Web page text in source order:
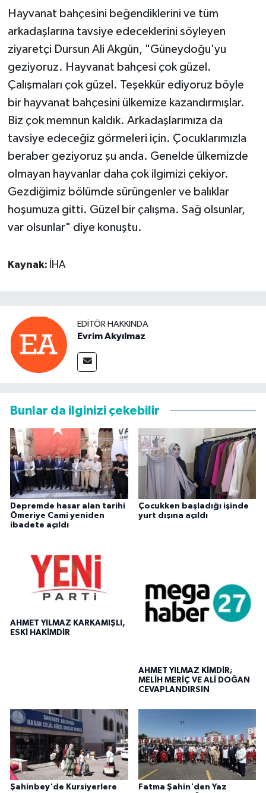
Hayvanat bahçesini beğendiklerini ve tüm
arkadaşlarına tavsiye edeceklerini söyleyen
ziyaretçi Dursun Ali Akgün, "Güneydoğu'yu
geziyoruz. Hayvanat bahçesi çok güzel.
Çalışmaları çok güzel. Teşekkür ediyoruz böyle
bir hayvanat bahçesini ülkemize kazandırmışlar.
Biz çok memnun kaldık. Arkadaşlarımıza da
tavsiye edeceğiz görmeleri için. Çocuklarımızla
beraber geziyoruz şu anda. Genelde ülkemizde
olmayan hayvanlar daha çok ilgimizi çekiyor.
Gezdiğimiz bölümde sürüngenler ve balıklar
hoşumuza gitti. Güzel bir çalışma. Sağ olsunlar,
var olsunlar" diye konuştu.
Kaynak: İHA
EDITÖR HAKKINDA
Evrim Akyılmaz
Bunlar da ilginizi çekebilir
Depremde hasar alan tarihi
Ömeriye Cami yeniden
ibadete açıldı
Çocukken başladığı işinde
yurt dışına açıldı
AHMET YILMAZ KARKAMIŞLI,
ESKİ HAKİMDİR
AHMET YILMAZ KİMDİR;
MELİH MERİÇ VE ALİ DOĞAN
CEVAPLANDIRSIN
Şahinbey'de Kursiyerlere
Fatma Şahin'den Yaz